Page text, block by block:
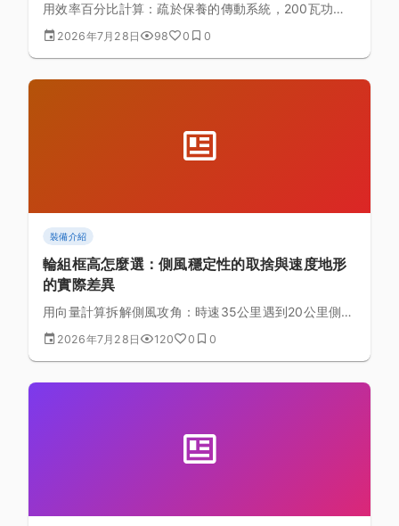
用效率百分比計算：疏於保養的傳動系統，200瓦功率
可能白白流失24瓦。拆解齒比交叉的幾何角度、鏈條潤
滑機制，以及踏頻與齒比的速度換算。
2026年7月28日 98 0 0
裝備介紹
輪組框高怎麼選：側風穩定性的取捨與速度地形
的實際差異
用向量計算拆解側風攻角：時速35公里遇到20公里側
風，實際攻角只有約30度。搞懂框高效益在不同速度與
地形下的真實差異，不再被「越深越快」的行銷話術牽
2026年7月28日 120 0 0